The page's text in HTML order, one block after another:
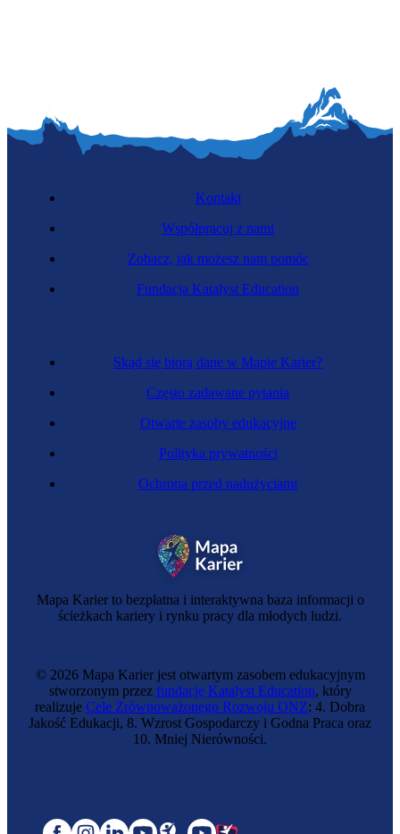
Mapa Karier to bezpłatna i interaktywna baza informacji o
ścieżkach kariery i rynku pracy dla młodych ludzi.
Skąd się biorą dane w Mapie Karier?
Często zadawane pytania
Otwarte zasoby edukacyjne
Polityka prywatności
Ochrona przed nadużyciami
Kontakt
Współpracuj z nami
Zobacz, jak możesz nam pomóc
Fundacja Katalyst Education
© 2026 Mapa Karier jest otwartym zasobem edukacyjnym
stworzonym przez fundację Katalyst Education, który
realizuje Cele Zrównoważonego Rozwoju ONZ: 4. Dobra
Jakość Edukacji, 8. Wzrost Gospodarczy i Godna Praca oraz
10. Mniej Nierówności.